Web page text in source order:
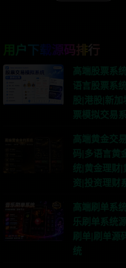
系
用户下载源码排行
高端股票系
语言股票系
股|港股|新加
票模拟交易
高端黄金交
码|多语言黄
统|黄金理财|
资|投资理财
高端刷单系
乐刷单系统
刷单|刷单源
统